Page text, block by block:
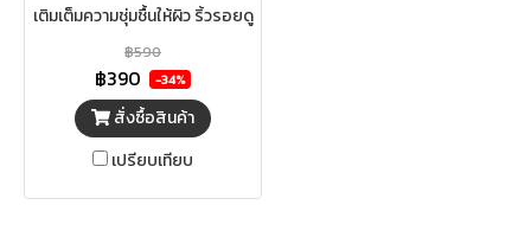
เติมเต็มความชุ่มชื้นให้ผิว ริ้วรอยดู
ตื้นขึ้น HYALURON
CONCENTRATE SERUM เซรั่ม
สูตรเข้มข้น อัดเเน่นด้วย
Hyaluron 15 Molecules ที่ผ่าน
กระบวนการ Biotechnology
Extraction ผสานกับ Vitamin
฿590
฿390 -34%
สั่งซื้อสินค้า
เปรียบเทียบ